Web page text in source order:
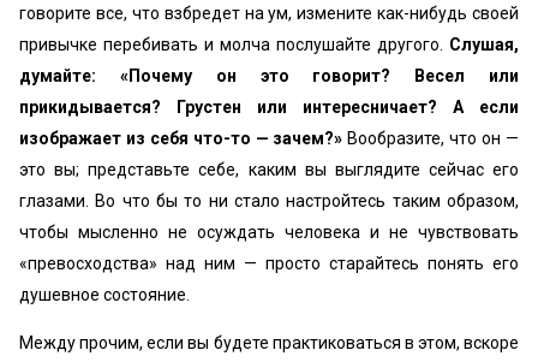
говорите все, что взбредет на ум, измените как-нибудь своей
привычке перебивать и молча послушайте другого. Слушая,
думайте: «Почему он это говорит? Весел или
прикидывается? Грустен или интересничает? А если
изображает из себя что-то — зачем?» Вообразите, что он —
это вы; представьте себе, каким вы выглядите сейчас его
глазами. Во что бы то ни стало настройтесь таким образом,
чтобы мысленно не осуждать человека и не чувствовать
«превосходства» над ним — просто старайтесь понять его
душевное состояние.
Между прочим, если вы будете практиковаться в этом, вскоре